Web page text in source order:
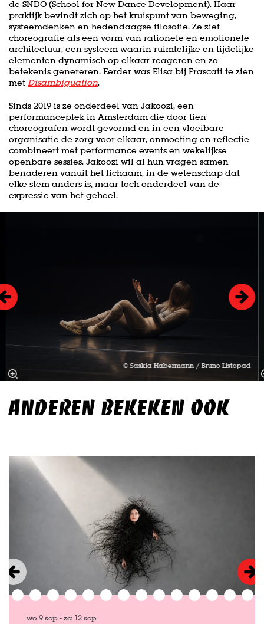
de SNDO (School for New Dance Development). Haar
praktijk bevindt zich op het kruispunt van beweging,
systeemdenken en hedendaagse filosofie. Ze ziet
choreografie als een vorm van rationele en emotionele
architectuur, een systeem waarin ruimtelijke en tijdelijke
elementen dynamisch op elkaar reageren en zo
betekenis genereren. Eerder was Elisa bij Frascati te zien
met Disambiguation.
Sinds 2019 is ze onderdeel van Jakoozi, een
performanceplek in Amsterdam die door tien
choreografen wordt gevormd en in een vloeibare
organisatie de zorg voor elkaar, onmoeting en reflectie
combineert met performance events en wekelijkse
openbare sessies. Jakoozi wil al hun vragen samen
benaderen vanuit het lichaam, in de wetenschap dat
elke stem anders is, maar toch onderdeel van de
expressie van het geheel.
© Saskia Habermann / Bruno Listopad
ANDEREN BEKEKEN OOK
wo 9 sep-za 12 sep